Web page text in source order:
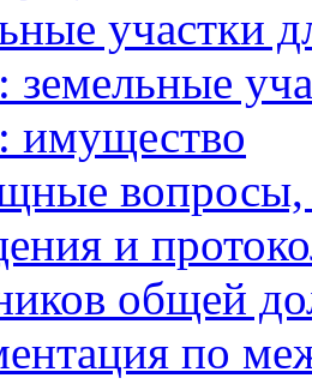
участки
земельные
имущество
вопросы,
и
общей
по